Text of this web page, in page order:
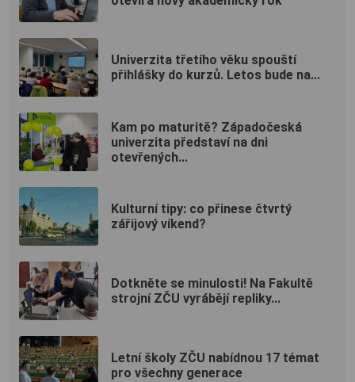
Univerzita třetího věku spouští
přihlášky do kurzů. Letos bude na...
Kam po maturitě? Západočeská
univerzita představí na dni
otevřených...
Kulturní tipy: co přinese čtvrtý
zářijový víkend?
Dotkněte se minulosti! Na Fakultě
strojní ZČU vyrábějí repliky...
Letní školy ZČU nabídnou 17 témat
pro všechny generace